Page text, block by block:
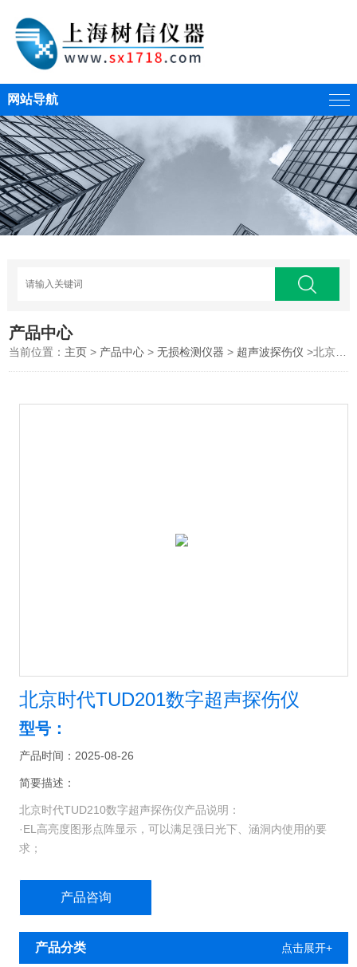
网站导航
产品中心
当前位置： 主页 > 产品中心 >无损检测仪器 > 超声波探伤仪 >北京时代TUD201数字超声探伤仪
北京时代TUD201数字超声探伤仪
型号：
产品时间：2025-08-26
简要描述：
北京时代TUD210数字超声探伤仪产品说明：
·EL高亮度图形点阵显示，可以满足强日光下、涵洞内使用的要
求；
·整机全部软件可以通过通讯口在线升级；
产品咨询
产品分类 点击展开+